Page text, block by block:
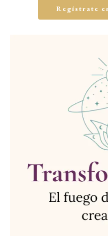
Regístrate